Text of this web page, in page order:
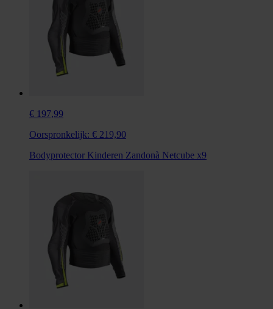
€ 197,99
Oorspronkelijk: € 219,90
Bodyprotector Kinderen Zandonà Netcube x9